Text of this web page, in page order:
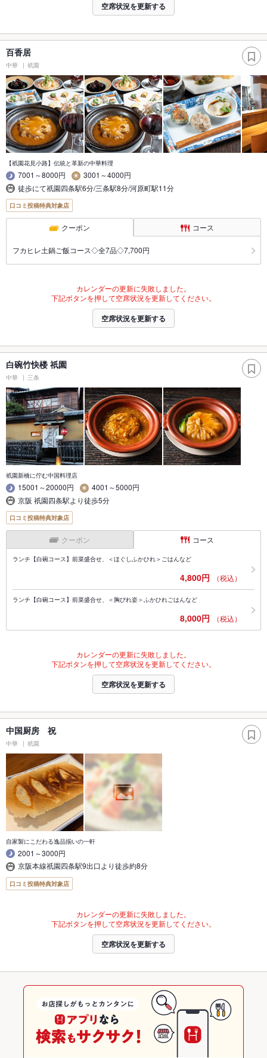
空席状況を更新する
百香居
中華 祇園
【祇園花見小路】伝統と革新の中華料理
7001～8000円
3001～4000円
徒歩にて祇園四条駅6分/三条駅8分/河原町駅11分
口コミ投稿特典対象店
クーポン コース
フカヒレ土鍋ご飯コース◇全7品◇7,700円
カレンダーの更新に失敗しました。
下記ボタンを押して空席状況を更新してください。
空席状況を更新する
白碗竹快楼 祇園
中華 三条
祇園新橋に佇む中国料理店
15001～20000円
4001～5000円
京阪 祇園四条駅より徒歩5分
口コミ投稿特典対象店
クーポン コース
ランチ【白碗コース】前菜盛合せ、＜ほぐしふかひれ＞ごはんなど
4,800円 （税込）
ランチ【白碗コース】前菜盛合せ、＜胸びれ姿＞ふかひれごはんなど
8,000円 （税込）
カレンダーの更新に失敗しました。
下記ボタンを押して空席状況を更新してください。
空席状況を更新する
中国厨房 祝
中華 祇園
自家製にこだわる逸品揃いの一軒
2001～3000円
京阪本線祇園四条駅9出口より徒歩約8分
口コミ投稿特典対象店
カレンダーの更新に失敗しました。
下記ボタンを押して空席状況を更新してください。
空席状況を更新する